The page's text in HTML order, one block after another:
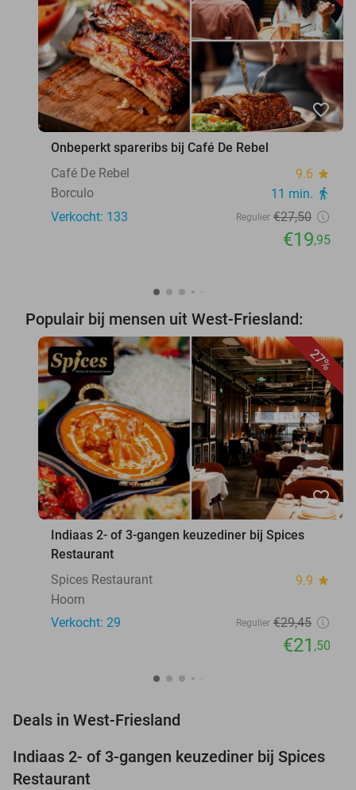
favorite_border
Onbeperkt spareribs bij Café De Rebel
Café De Rebel
9.6 star
Borculo 11 min. directions_walk
Verkocht: 133 Regulier €27,50
€19,95
Populair bij mensen uit West-Friesland:
27%
favorite_border
Indiaas 2- of 3-gangen keuzediner bij Spices
Restaurant
Spices Restaurant
9.9 star
Hoorn
Verkocht: 29
Regulier €29,45
€21 ,50
Deals in West-Friesland
27%
Indiaas 2- of 3-gangen keuzediner bij Spices
Restaurant